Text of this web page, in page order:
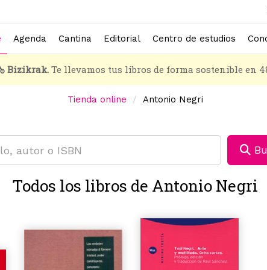
Agenda Cantina Editorial Centro de estudios
Bizikrak.Te llevamos tus libros de forma sostenible en
Tienda online Antonio Negri
Todos los libros de Antonio Negri